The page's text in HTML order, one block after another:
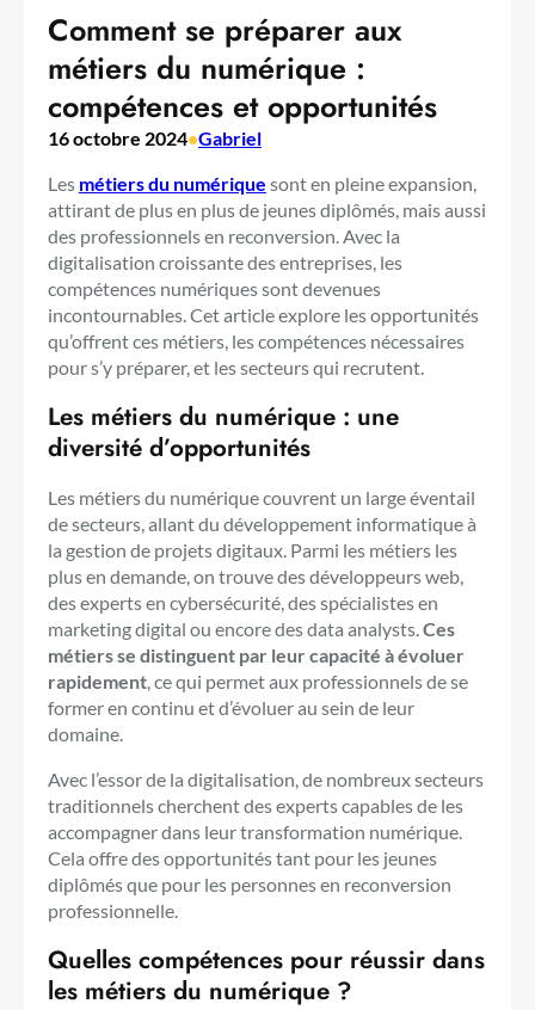
Comment se préparer aux
métiers du numérique :
compétences et opportunités
16 octobre 2024•Gabriel
Les métiers du numérique sont en pleine expansion,
attirant de plus en plus de jeunes diplômés, mais aussi
des professionnels en reconversion. Avec la
digitalisation croissante des entreprises, les
compétences numériques sont devenues
incontournables. Cet article explore les opportunités
qu’offrent ces métiers, les compétences nécessaires
pour s’y préparer, et les secteurs qui recrutent.
Les métiers du numérique : une
diversité d’opportunités
Les métiers du numérique couvrent un large éventail
de secteurs, allant du développement informatique à
la gestion de projets digitaux. Parmi les métiers les
plus en demande, on trouve des développeurs web,
des experts en cybersécurité, des spécialistes en
marketing digital ou encore des data analysts. Ces
métiers se distinguent par leur capacité à évoluer
rapidement , ce qui permet aux professionnels de se
former en continu et d’évoluer au sein de leur
domaine.
Avec l’essor de la digitalisation, de nombreux secteurs
traditionnels cherchent des experts capables de les
accompagner dans leur transformation numérique.
Cela offre des opportunités tant pour les jeunes
diplômés que pour les personnes en reconversion
professionnelle.
Quelles compétences pour réussir dans
les métiers du numérique ?